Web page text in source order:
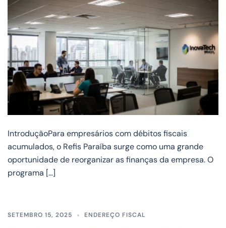
IntroduçãoPara empresários com débitos fiscais
acumulados, o Refis Paraíba surge como uma grande
oportunidade de reorganizar as finanças da empresa. O
programa […]
SETEMBRO 15, 2025 ENDEREÇO FISCAL